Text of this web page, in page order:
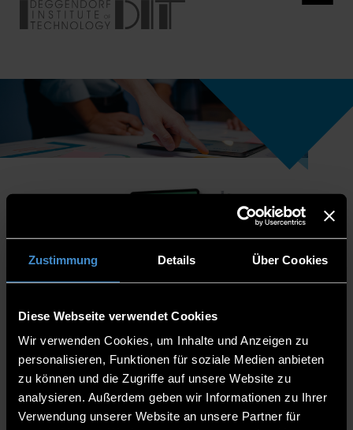
Zustimmung Details Über Cookies
Diese Webseite verwendet Cookies
Wir verwenden Cookies, um Inhalte und Anzeigen zu
personalisieren, Funktionen für soziale Medien anbieten
zu können und die Zugriffe auf unsere Website zu
analysieren. Außerdem geben wir Informationen zu Ihrer
Verwendung unserer Website an unsere Partner für
6.8.2020 | Technologie Campus Grafenau